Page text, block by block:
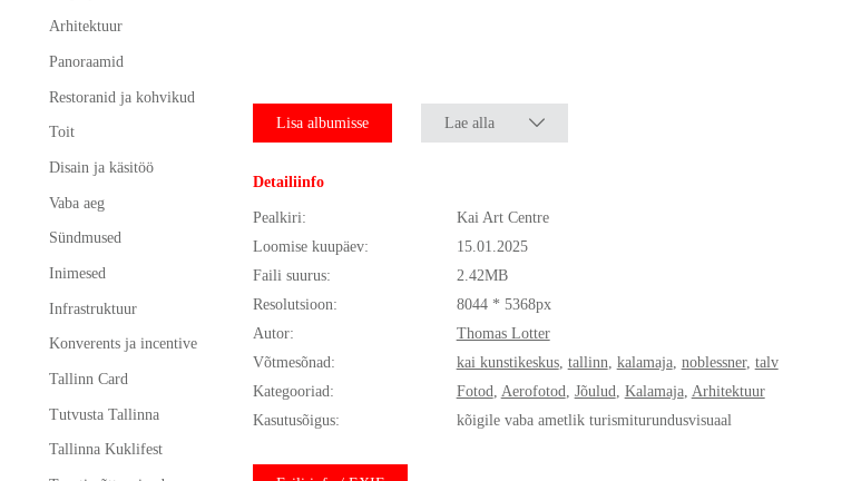
Arhitektuur
Panoraamid
Restoranid ja kohvikud
Toit
Disain ja käsitöö
Vaba aeg
Sündmused
Inimesed
Infrastruktuur
Konverents ja incentive
Tallinn Card
Tutvusta Tallinna
Tallinna Kuklifest
Lisa albumisse Lae alla
Detailiinfo
Pealkiri:
Kai Art Centre
Loomise kuupäev:
15.01.2025
Faili suurus:
2.42MB
Resolutsioon:
8044 * 5368px
Autor:
Thomas Lotter
Võtmesõnad:
kai kunstikeskus, tallinn kalamaja, noblessner, talv
Kategooriad:
Fotod Aerofotod Jõulud Kalamaja, Arhitektuur
Kasutusõigus:
kõigile vaba ametlik turismiturundusvisuaal